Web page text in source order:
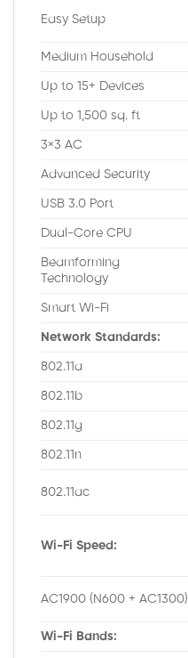
Easy Setup
Medium Household
Up to 15+ Devices
Up to 1,500 sq. ft
3×3 AC
Advanced Security
USB 3.0 Port
Dual-Core CPU
Beamforming
Technology
Smart Wi-Fi
Network Standards:
802.11a
802.11b
802.11g
802.11n
802.11ac
Wi-Fi Speed:
AC1900 (N600 + AC1300)
Wi-Fi Bands: